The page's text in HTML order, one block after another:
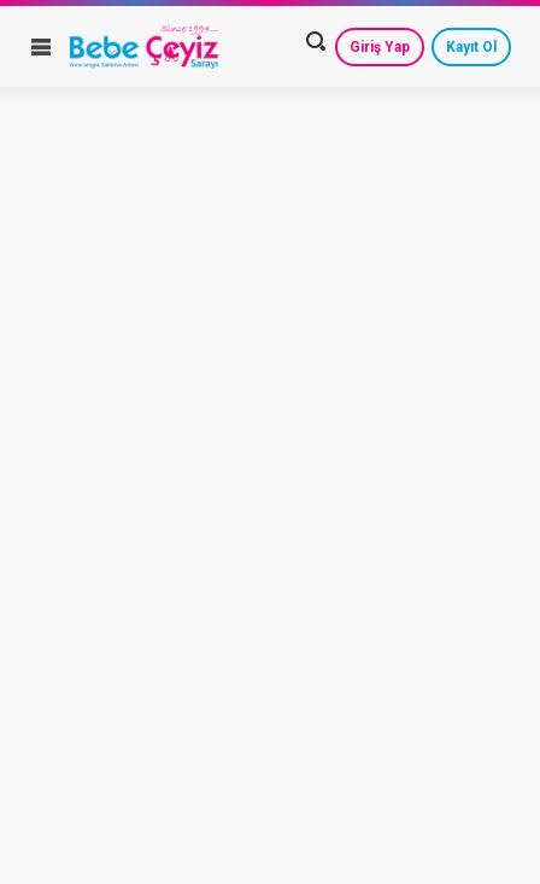
Giriş Yap Kayıt Ol